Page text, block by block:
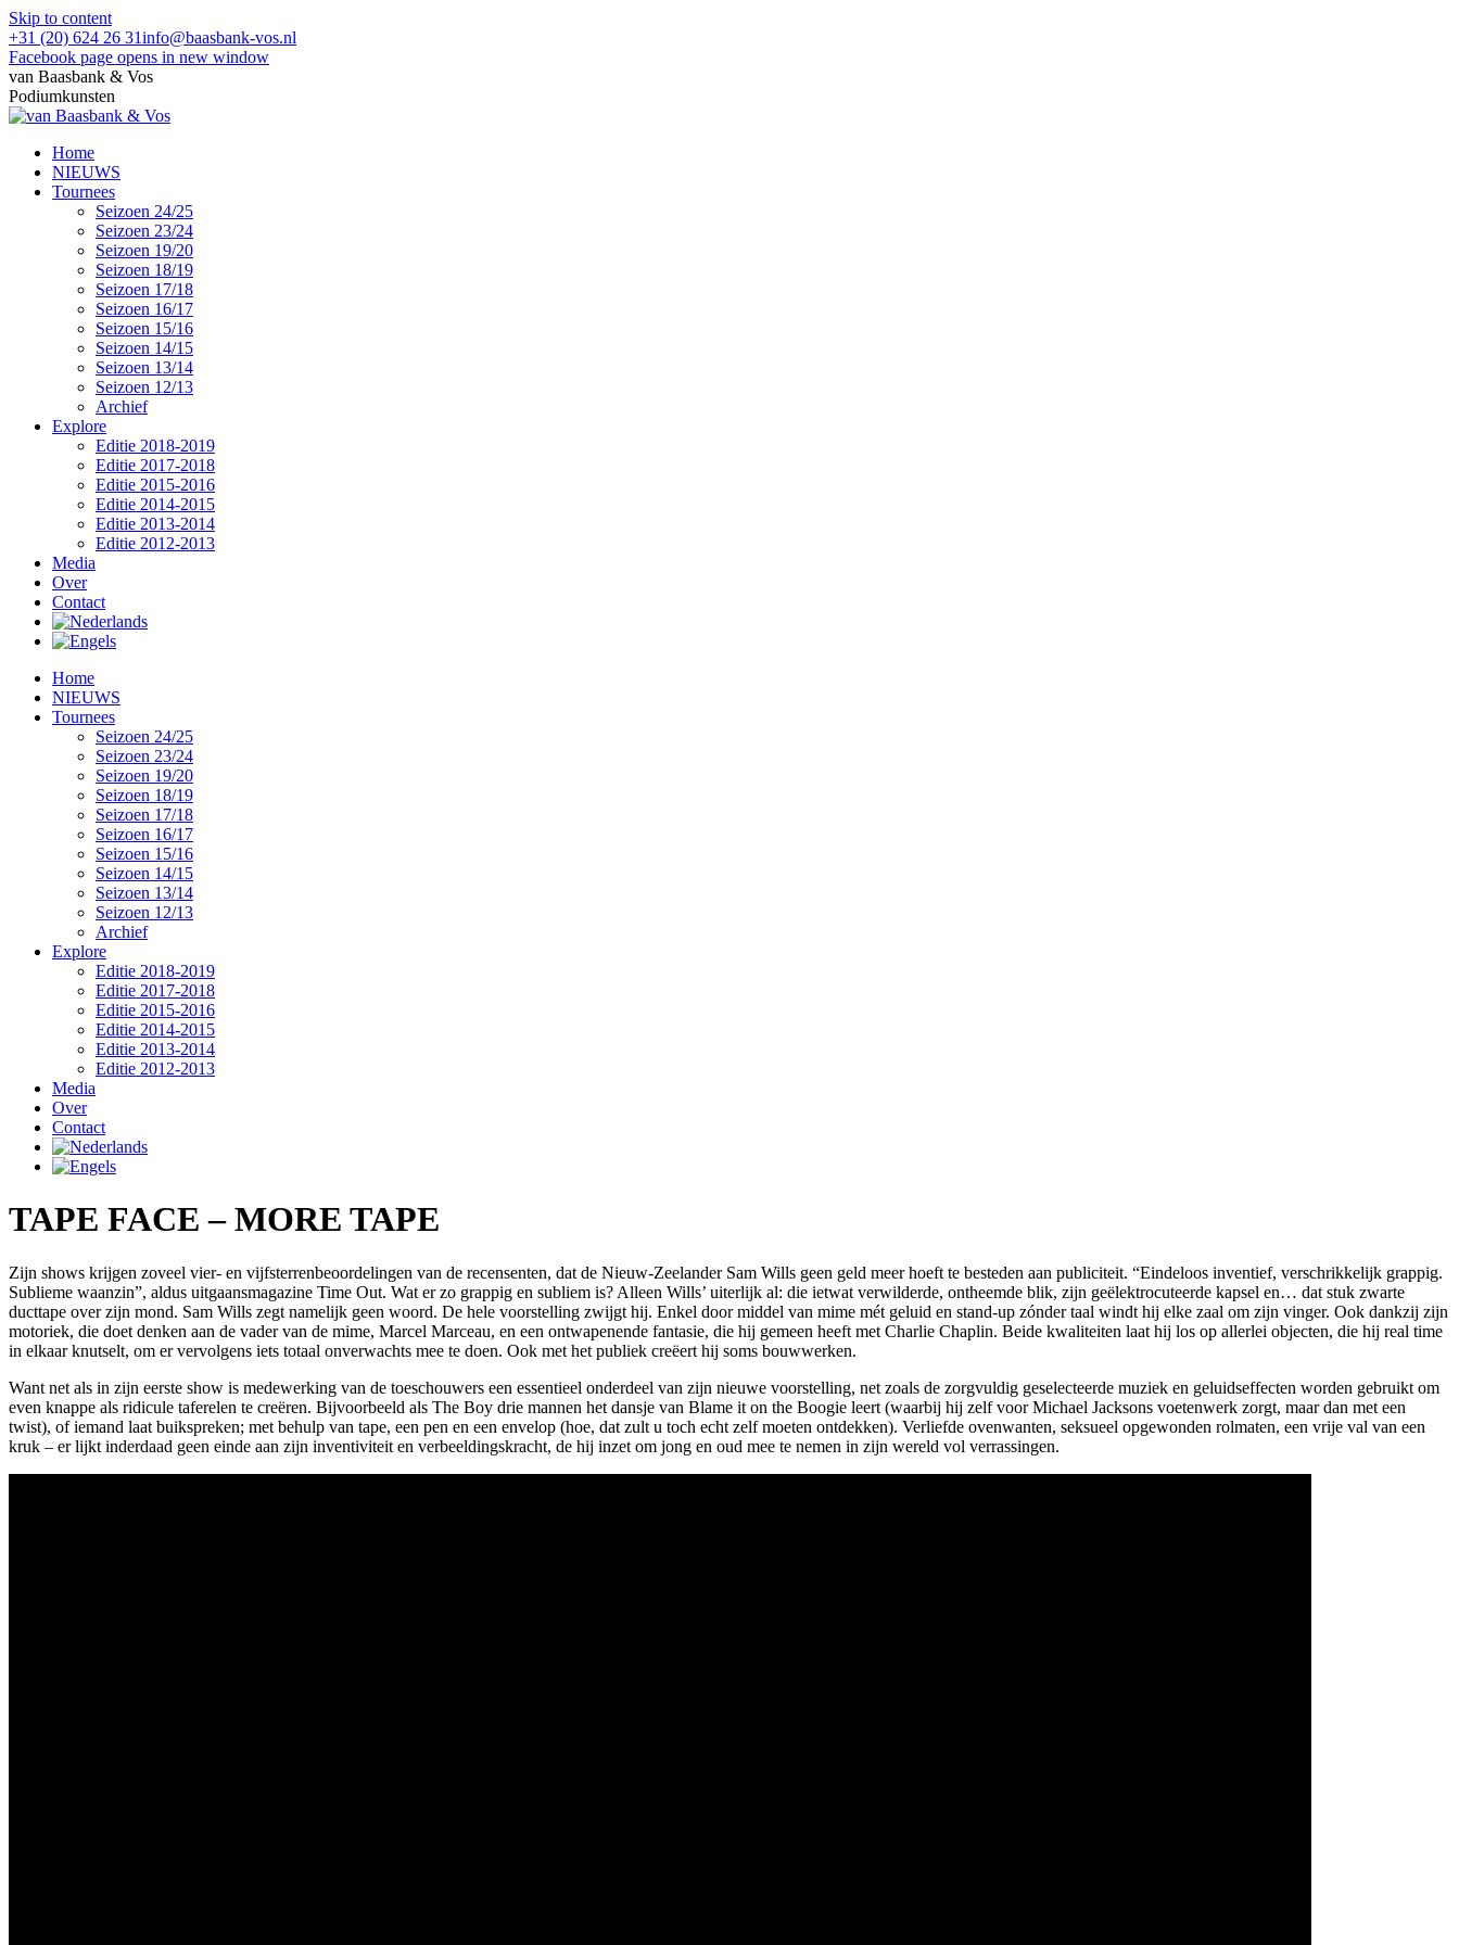
Skip to content
+31 (20) 624 26 31info@baasbank-vos.nl
Facebook page opens in new window
van Baasbank & Vos
Podiumkunsten
Home
NIEUWS
Tournees
Seizoen 24/25
Seizoen 23/24
Seizoen 19/20
Seizoen 18/19
Seizoen 17/18
Seizoen 16/17
Seizoen 15/16
Seizoen 14/15
Seizoen 13/14
Seizoen 12/13
Archief
Explore
Editie 2018-2019
Editie 2017-2018
Editie 2015-2016
Editie 2014-2015
Editie 2013-2014
Editie 2012-2013
Media
Over
Contact
Home
NIEUWS
Tournees
Seizoen 24/25
Seizoen 23/24
Seizoen 19/20
Seizoen 18/19
Seizoen 17/18
Seizoen 16/17
Seizoen 15/16
Seizoen 14/15
Seizoen 13/14
Seizoen 12/13
Archief
Explore
Editie 2018-2019
Editie 2017-2018
Editie 2015-2016
Editie 2014-2015
Editie 2013-2014
Editie 2012-2013
Media
Over
Contact
TAPE FACE – MORE TAPE
Zijn shows krijgen zoveel vier- en vijfsterrenbeoordelingen van de recensenten, dat de Nieuw-Zeelander Sam Wills geen geld meer hoeft te besteden aan publiciteit. “Eindeloos inventief, verschrikkelijk grappig.
Sublieme waanzin”, aldus uitgaansmagazine Time Out. Wat er zo grappig en subliem is? Alleen Wills’ uiterlijk al: die ietwat verwilderde, ontheemde blik, zijn geëlektrocuteerde kapsel en… dat stuk zwarte
ducttape over zijn mond. Sam Wills zegt namelijk geen woord. De hele voorstelling zwijgt hij. Enkel door middel van mime mét geluid en stand-up zónder taal windt hij elke zaal om zijn vinger. Ook dankzij zijn
motoriek, die doet denken aan de vader van de mime, Marcel Marceau, en een ontwapenende fantasie, die hij gemeen heeft met Charlie Chaplin. Beide kwaliteiten laat hij los op allerlei objecten, die hij real time
in elkaar knutselt, om er vervolgens iets totaal onverwachts mee te doen. Ook met het publiek creëert hij soms bouwwerken.
Want net als in zijn eerste show is medewerking van de toeschouwers een essentieel onderdeel van zijn nieuwe voorstelling, net zoals de zorgvuldig geselecteerde muziek en geluidseffecten worden gebruikt om
even knappe als ridicule taferelen te creëren. Bijvoorbeeld als The Boy drie mannen het dansje van Blame it on the Boogie leert (waarbij hij zelf voor Michael Jacksons voetenwerk zorgt, maar dan met een
twist), of iemand laat buikspreken; met behulp van tape, een pen en een envelop (hoe, dat zult u toch echt zelf moeten ontdekken). Verliefde ovenwanten, seksueel opgewonden rolmaten, een vrije val van een
kruk – er lijkt inderdaad geen einde aan zijn inventiviteit en verbeeldingskracht, de hij inzet om jong en oud mee te nemen in zijn wereld vol verrassingen.